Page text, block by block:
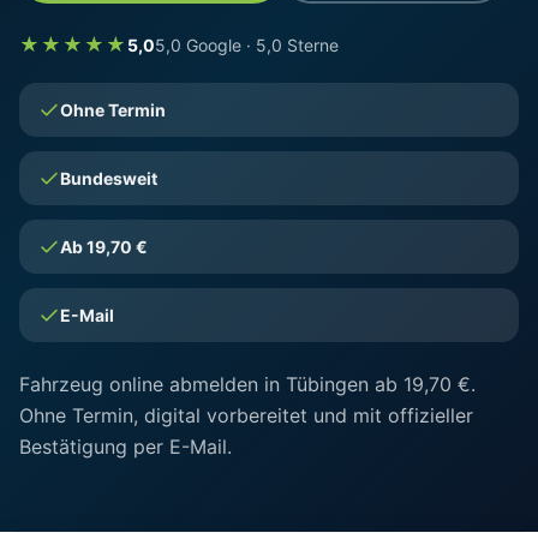
★★★★★ 5,05,0 Google · 5,0 Sterne
Ohne Termin
Bundesweit
Ab 19,70 €
E-Mail
Fahrzeug online abmelden in Tübingen ab 19,70 €.
Ohne Termin, digital vorbereitet und mit offizieller
Bestätigung per E-Mail.